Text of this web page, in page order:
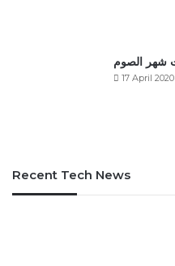
17 April 2020
Recent Tech News